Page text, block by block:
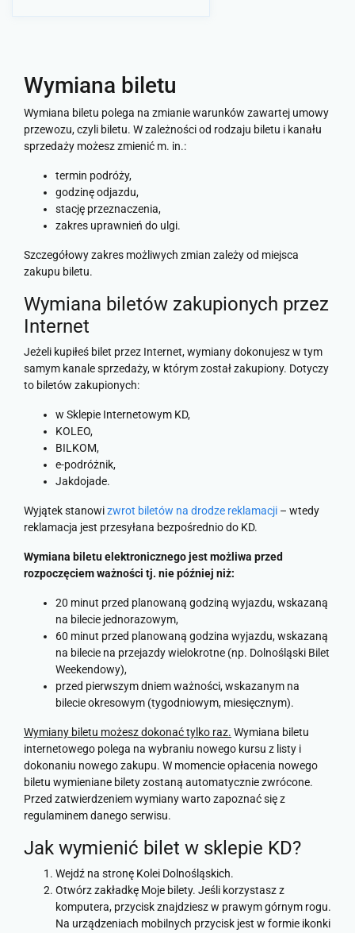
Wymiana biletu
Wymiana biletu polega na zmianie warunków zawartej umowy
przewozu, czyli biletu. W zależności od rodzaju biletu i kanału
sprzedaży możesz zmienić m. in.:
termin podróży,
godzinę odjazdu,
stację przeznaczenia,
zakres uprawnień do ulgi.
Szczegółowy zakres możliwych zmian zależy od miejsca
zakupu biletu.
Wymiana biletów zakupionych przez
Internet
Jeżeli kupiłeś bilet przez Internet, wymiany dokonujesz w tym
samym kanale sprzedaży, w którym został zakupiony. Dotyczy
to biletów zakupionych:
w Sklepie Internetowym KD,
KOLEO,
BILKOM,
e-podróżnik,
Jakdojade.
Wyjątek stanowizwrot biletów na drodze reklamacji – wtedy
reklamacja jest przesyłana bezpośrednio do KD.
Wymiana biletu elektronicznego jest możliwa przed
rozpoczęciem ważności tj. nie później niż:
20 minut przed planowaną godziną wyjazdu, wskazaną
na bilecie jednorazowym,
60 minut przed planowaną godzina wyjazdu, wskazaną
na bilecie na przejazdy wielokrotne (np. Dolnośląski Bilet
Weekendowy),
przed pierwszym dniem ważności, wskazanym na
bilecie okresowym (tygodniowym, miesięcznym).
Wymiany biletu możesz dokonać tylko raz. Wymiana biletu
internetowego polega na wybraniu nowego kursu z listy i
dokonaniu nowego zakupu. W momencie opłacenia nowego
biletu wymieniane bilety zostaną automatycznie zwrócone.
Przed zatwierdzeniem wymiany warto zapoznać się z
regulaminem danego serwisu.
Jak wymienić bilet w sklepie KD?
Wejdź na stronę Kolei Dolnośląskich.
Otwórz zakładkę Moje bilety. Jeśli korzystasz z
komputera, przycisk znajdziesz w prawym górnym rogu.
Na urządzeniach mobilnych przycisk jest w formie ikonki